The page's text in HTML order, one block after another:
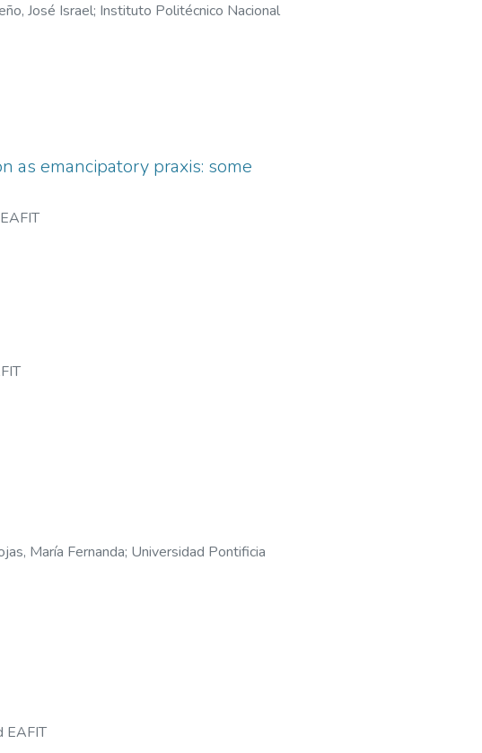
José Israel; Instituto Politécnico Nacional
as emancipatory praxis: some
María Fernanda; Universidad Pontificia
EAFIT